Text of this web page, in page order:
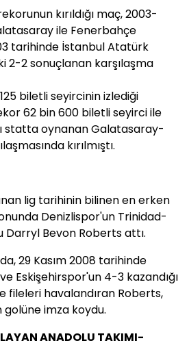
kırıldığı maç, 2003-
ile Fenerbahçe
tarihinde İstanbul Atatürk
2-2 sonuçlanan karşılaşma
biletli seyircinin izlediği
62 bin 600 biletli seyirci ile
statta oynanan Galatasaray-
kırılmıştı.
lig tarihinin bilinen en erken
Denizlispor'un Trinidad-
Bevon Roberts attı.
29 Kasım 2008 tarihinde
Eskişehirspor'un 4-3 kazandığı
fileleri havalandıran Roberts,
imza koydu.
ANADOLU TAKIMI-